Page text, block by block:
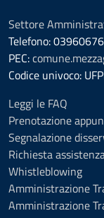
Settore
Telefono:
PEC:
Codice univoco:
Leggi le FAQ
Prenotazione
Segnalazione
Richiesta
Whistleblowing
Amministrazione
Amministrazione